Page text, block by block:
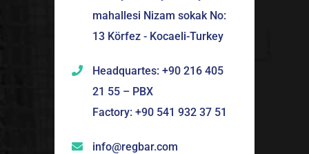
mahallesi Nizam sokak No:
13 Körfez - Kocaeli-Turkey
Headquartes: +90 216 405
21 55 – PBX
Factory: +90 541 932 37 51
info@regbar.com